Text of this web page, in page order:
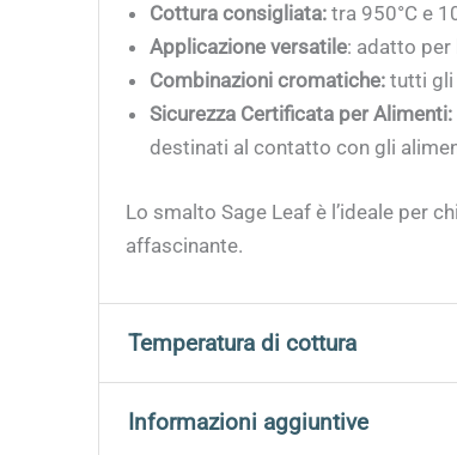
Cottura consigliata: tra 950°C e
Applicazione versatile: adatto per
Combinazioni cromatiche: tutti gli
Sicurezza Certificata per Alimenti:
destinati al contatto con gli
Lo smalto Sage Leaf è l’ideale per
affascinante.
Temperatura di cottura
Si consiglia di cuocere tra 950°C e
Informazioni aggiuntive